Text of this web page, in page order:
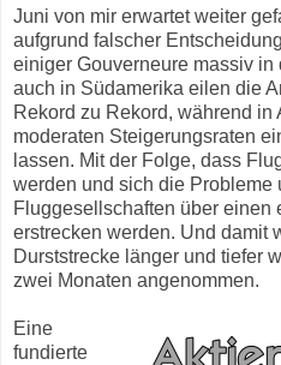
Juni von mir erwartet weiter
aufgrund falscher
einiger Gouverneure massiv
auch in Südamerika eilen die
Rekord zu Rekord, während
moderaten Steigerungsraten
lassen. Mit der Folge, dass
werden und sich die Probleme
Fluggesellschaften über einen
erstrecken werden. Und damit
Durststrecke länger und tiefer
zwei Monaten angenommen.
Eine
fundierte